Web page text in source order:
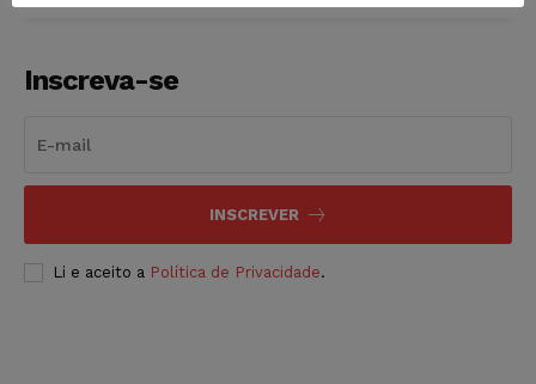
Inscreva-se
INSCREVER
Li e aceito a Política de Privacidade.